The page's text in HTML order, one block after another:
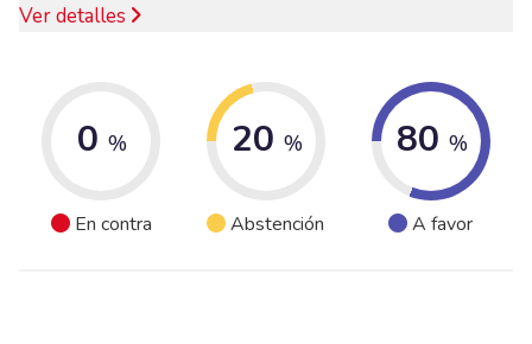
Ver detalles
0 %
En contra
20 %
Abstención
80 %
A favor